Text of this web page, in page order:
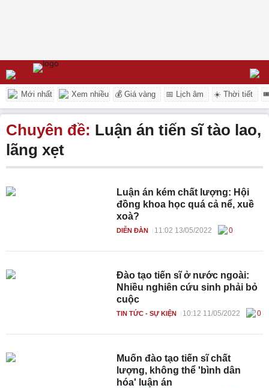
Mới nhất Xem nhiều 💰 Giá vàng 📅 Lịch âm ☀️ Thời tiết
Chuyên đề: Luận án tiến sĩ tào lao,
lãng xẹt
Luận án kém chất lượng: Hội
đồng khoa học quá cả nể, xuề
xoà?
DIỄN ĐÀN 11:02 13/05/2022 0
Đào tạo tiến sĩ ở nước ngoài:
Nhiều nghiên cứu sinh phải bỏ
cuộc
TIN TỨC - SỰ KIỆN 10:12 11/05/2022 0
Muốn đào tạo tiến sĩ chất
lượng, không thể 'bình dân
hóa' luận án